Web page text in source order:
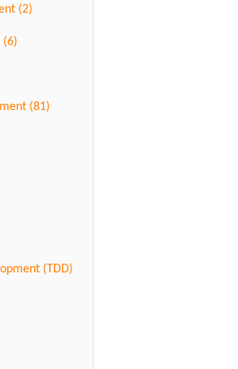
(2)
(6)
(81)
(TDD)